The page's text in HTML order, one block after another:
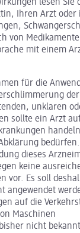
lesen Sie
Ihren Arzt oder
von
mit einem
für die
unklaren
sollte ein Arzt
bedürfen.
dieses
keine
vor. Es soll
angewendet
auf die
Maschinen
nicht